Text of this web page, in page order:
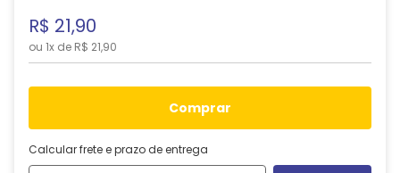
R$ 21,90
ou 1x de R$ 21,90
comprar
Calcular frete e prazo de entrega